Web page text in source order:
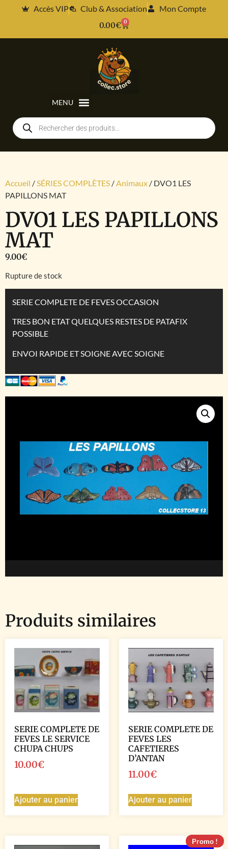
Accès VIP Club & Association
Mon Compte
0.00€ 0
Accueil /SÉRIES COMPLÈTES /Animaux / DVO1 LES
PAPILLONS MAT
DVO1 LES PAPILLONS
MAT
9.00€
Rupture de stock
SERIE COMPLETE DE FEVES OCCASION
TRES BON ETAT QUELQUES RESTES DE PATAFIX
POSSIBLE
ENVOI RAPIDE ET SOIGNE AVEC SOIGNE
Produits similaires
SERIE COMPLETE DE
FEVES LE SERVICE
CHUPA CHUPS
10.00€
Ajouter au panier
SERIE COMPLETE DE
FEVES LES
CAFETIERES
D’ANTAN
11.00€
Ajouter au panier
Promo !